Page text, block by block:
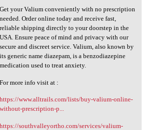
your Valium conveniently
Get your Valium conveniently with no prescription
needed. Order online today and receive fast,
reliable shipping directly to your doorstep in the
USA. Ensure peace of mind and privacy with our
secure and discreet service. Valium, also known by
its generic name diazepam, is a benzodiazepine
medication used to treat anxiety.
For more info visit at :
https://www.alltrails.com/lists/buy-valium-online-
without-prescription-p...
https://southvalleyortho.com/services/valium-